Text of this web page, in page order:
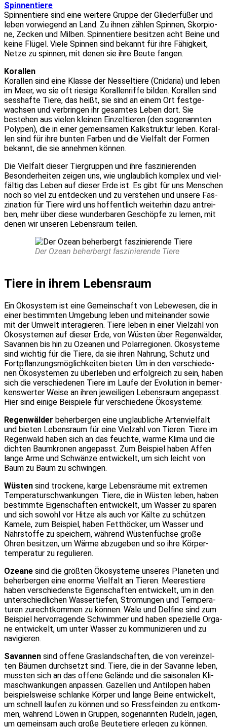
Spin­nen­tie­re
Spin­nen­tie­re sind eine wei­te­re Grup­pe der Glie­der­fü­ßer und
leben vor­wie­gend an Land. Zu ihnen zäh­len Spin­nen, Skor­pio­
ne, Zecken und Mil­ben. Spin­nen­tie­re besit­zen acht Bei­ne und
kei­ne Flü­gel. Vie­le Spin­nen sind bekannt für ihre Fähig­keit,
Net­ze zu spin­nen, mit denen sie ihre Beu­te fan­gen.
Koral­len
Koral­len sind eine Klas­se der Nes­sel­tie­re (Cni­da­ria) und leben
im Meer, wo sie oft rie­si­ge Koral­len­rif­fe bil­den. Koral­len sind
sess­haf­te Tie­re, das heißt, sie sind an einem Ort fest­ge­
wach­sen und ver­brin­gen ihr gesam­tes Leben dort. Sie
bestehen aus vie­len klei­nen Ein­zel­tie­ren (den soge­nann­ten
Poly­pen), die in einer gemein­sa­men Kalk­struk­tur leben. Koral­
len sind für ihre bun­ten Far­ben und die Viel­falt der For­men
bekannt, die sie anneh­men kön­nen.
Die Viel­falt die­ser Tier­grup­pen und ihre fas­zi­nie­ren­den
Beson­der­hei­ten zei­gen uns, wie unglaub­lich kom­plex und viel­
fäl­tig das Leben auf die­ser Erde ist. Es gibt für uns Men­schen
noch so viel zu ent­de­cken und zu ver­ste­hen und unse­re Fas­
zi­na­ti­on für Tie­re wird uns hof­fent­lich wei­ter­hin dazu antrei­
ben, mehr über die­se wun­der­ba­ren Geschöp­fe zu ler­nen, mit
denen wir unse­ren Lebens­raum tei­len.
Der Oze­an beher­bergt fas­zi­nie­ren­de Tie­re
Tie­re in ihrem Lebens­raum
Ein Öko­sys­tem ist eine Gemein­schaft von Lebe­we­sen, die in
einer bestimm­ten Umge­bung leben und mit­ein­an­der sowie
mit der Umwelt inter­agie­ren. Tie­re leben in einer Viel­zahl von
Öko­sys­te­men auf die­ser Erde, von Wüs­ten über Regen­wäl­der,
Savan­nen bis hin zu Ozea­nen und Polar­re­gio­nen. Öko­sys­te­me
sind wich­tig für die Tie­re, da sie ihren Nah­rung, Schutz und
Fort­pflan­zungs­mög­lich­kei­ten bie­ten. Um in den ver­schie­de­
nen Öko­sys­te­men zu über­le­ben und erfolg­reich zu sein, haben
sich die ver­schie­de­nen Tie­re im Lau­fe der Evo­lu­ti­on in bemer­
kens­wer­ter Wei­se an ihren jewei­li­gen Lebens­raum ange­passt.
Hier sind eini­ge Bei­spie­le für ver­schie­de­ne Öko­sys­te­me:
Regen­wäl­der beher­ber­gen eine unglaub­li­che Arten­viel­falt
und bie­ten Lebens­raum für eine Viel­zahl von Tie­ren. Tie­re im
Regen­wald haben sich an das feuch­te, war­me Kli­ma und die
dich­ten Baum­kro­nen ange­passt. Zum Bei­spiel haben Affen
lan­ge Arme und Schwän­ze ent­wi­ckelt, um sich leicht von
Baum zu Baum zu schwin­gen.
Wüs­ten sind tro­cke­ne, kar­ge Lebens­räu­me mit extre­men
Tem­pe­ra­tur­schwan­kun­gen. Tie­re, die in Wüs­ten leben, haben
bestimm­te Eigen­schaf­ten ent­wi­ckelt, um Was­ser zu spa­ren
und sich sowohl vor Hit­ze als auch vor Käl­te zu schüt­zen.
Kame­le, zum Bei­spiel, haben Fett­hö­cker, um Was­ser und
Nähr­stof­fe zu spei­chern, wäh­rend Wüs­ten­füch­se gro­ße
Ohren besit­zen, um Wär­me abzu­ge­ben und so ihre Kör­per­
tem­pe­ra­tur zu regu­lie­ren.
Ozea­ne sind die größ­ten Öko­sys­te­me unse­res Pla­ne­ten und
beher­ber­gen eine enor­me Viel­falt an Tie­ren. Mee­res­tie­re
haben ver­schie­dens­te Eigen­schaf­ten ent­wi­ckelt, um in den
unter­schied­li­chen Was­ser­tie­fen, Strö­mun­gen und Tem­pe­ra­
tu­ren zurecht­kom­men zu kön­nen. Wale und Del­fi­ne sind zum
Bei­spiel her­vor­ra­gen­de Schwim­mer und haben spe­zi­el­le Orga­
ne ent­wi­ckelt, um unter Was­ser zu kom­mu­ni­zie­ren und zu
navi­gie­ren.
Savan­nen sind offe­ne Gras­land­schaf­ten, die von ver­ein­zel­
ten Bäu­men durch­setzt sind. Tie­re, die in der Savan­ne leben,
muss­ten sich an das offe­ne Gelän­de und die sai­so­na­len Kli­
ma­schwan­kun­gen anpas­sen. Gazel­len und Anti­lo­pen haben
bei­spiels­wei­se schlan­ke Kör­per und lan­ge Bei­ne ent­wi­ckelt,
um schnell lau­fen zu kön­nen und so Fress­fein­den zu ent­kom­
men, wäh­rend Löwen in Grup­pen, soge­nann­ten Rudeln, jagen,
um gemein­sam auch gro­ße Beu­te­tie­re erle­gen zu kön­nen.